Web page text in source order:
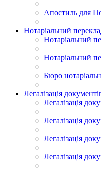
Апостиль для
Нотаріальний
Нотаріальний
Нотаріальний
Бюро
Легалізація
Легалізація
Легалізація
Легалізація
Легалізація